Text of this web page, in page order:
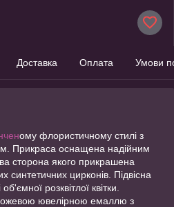
Доставка Оплата Умови
ому флористичному стилі з
Прикраса оснащена надійним
сторона якого прикрашена
синтетичних цирконів. Підвісна
розквітлої квітки.
ювелірною емаллю з